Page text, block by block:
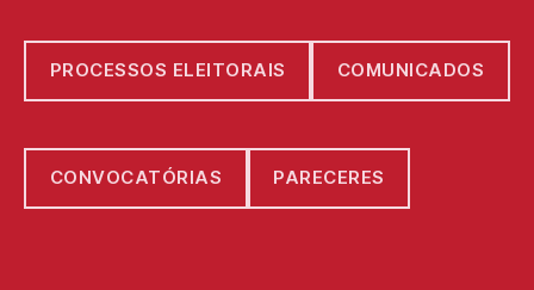
PROCESSOS ELEITORAIS COMUNICADOS
CONVOCATÓRIAS PARECERES